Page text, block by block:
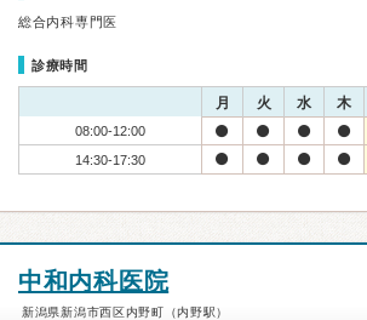
総合内科専門医
診療時間
月 火 水 木
08:00-12:00
14:30-17:30
中和内科医院
新潟県新潟市西区内野町（内野駅）